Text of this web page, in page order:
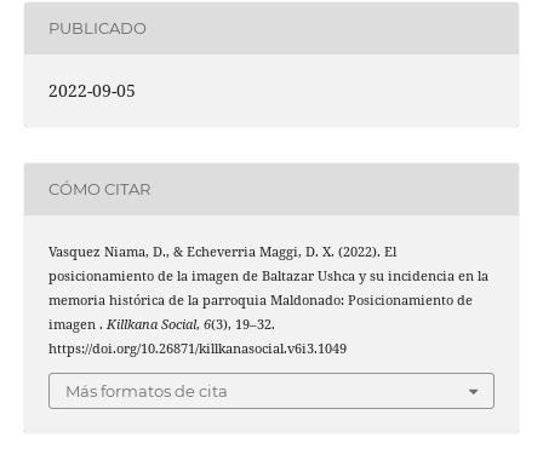
PUBLICADO
2022-09-05
CÓMO CITAR
Vasquez Niama, D., & Echeverria Maggi, D. X. (2022). El
posicionamiento de la imagen de Baltazar Ushca y su incidencia en la
memoria histórica de la parroquia Maldonado: Posicionamiento de
imagen . Killkana Social, 6(3), 19–32.
https://doi.org/10.26871/killkanasocial.v6i3.1049
Más formatos de cita